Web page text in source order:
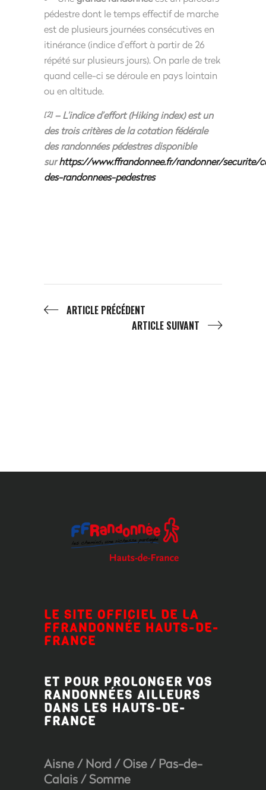
pédestre dont le temps effectif de marche
est de plusieurs journées consécutives en
itinérance (indice d’effort à partir de 26
répété sur plusieurs jours). On parle de trek
quand celle-ci se déroule en pays lointain
ou en altitude.
[2]– L’indice d’effort (Hiking index) est un
des trois critères de la cotation fédérale
des randonnées pédestres disponible
surhttps://www.ffrandonnee.fr/randonner/securite/
des-randonnees-pedestres
ARTICLE PRÉCÉDENT
ARTICLE SUIVANT
LE SITE OFFICIEL DE LA
FFRANDONNÉE HAUTS-DE-
FRANCE
ET POUR PROLONGER VOS
RANDONNÉES AILLEURS
DANS LES HAUTS-DE-
FRANCE
Aisne/Nord /Oise/Pas-de-
Calais/Somme